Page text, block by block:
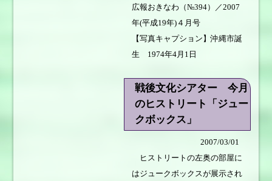
広報おきなわ（№394）／2007
年(平成19年)４月号
【写真キャプション】沖縄市誕
生 1974年4月1日
戦後文化シアター 今月
のヒストリート「ジュー
クボックス」
2007/03/01
ヒストリートの左奥の部屋に
はジュークボックスが展示され